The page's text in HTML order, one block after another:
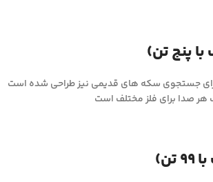
جستجوی سکه های قدیمی نیز طراحی شده است